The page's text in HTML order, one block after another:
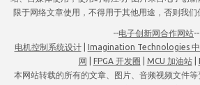
限于网络文章使用，不得用于其他用途，否则我
--电子创新网合作网站--
电机控制系统设计| Imagination Technologies 中
网
FPGA 开发圈 MCU 加油站|
本网站转载的所有的文章、图片、音频视频文件